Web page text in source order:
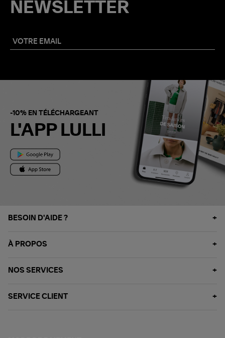
NEWSLETTER
-10% EN TÉLÉCHARGEANT
L'APP LULLI
BESOIN D'AIDE ?
À PROPOS
NOS SERVICES
SERVICE CLIENT